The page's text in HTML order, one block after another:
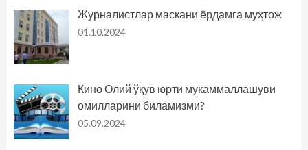
Журналистлар маскани ёрдамга муҳтож
01.10.2024
Кино Олий ўқув юрти мукаммаллашуви
омилларини биламизми?
05.09.2024